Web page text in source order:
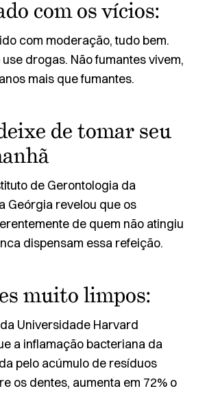
com os vícios:
com moderação, tudo bem.
drogas. Não fumantes vivem,
mais que fumantes.
de tomar seu
de Gerontologia da
Geórgia revelou que os
de quem não atingiu
dispensam essa refeição.
muito limpos:
Universidade Harvard
a inflamação bacteriana da
pelo acúmulo de resíduos
os dentes, aumenta em 72% o